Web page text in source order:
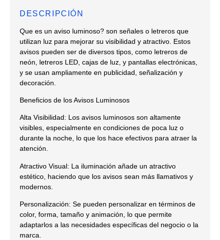
DESCRIPCIÓN
Que es un aviso luminoso? son señales o letreros que
utilizan luz para mejorar su visibilidad y atractivo. Estos
avisos pueden ser de diversos tipos, como letreros de
neón, letreros LED, cajas de luz, y pantallas electrónicas,
y se usan ampliamente en publicidad, señalización y
decoración.
Beneficios de los Avisos Luminosos
Alta Visibilidad: Los avisos luminosos son altamente
visibles, especialmente en condiciones de poca luz o
durante la noche, lo que los hace efectivos para atraer la
atención.
Atractivo Visual: La iluminación añade un atractivo
estético, haciendo que los avisos sean más llamativos y
modernos.
Personalización: Se pueden personalizar en términos de
color, forma, tamaño y animación, lo que permite
adaptarlos a las necesidades específicas del negocio o la
marca.